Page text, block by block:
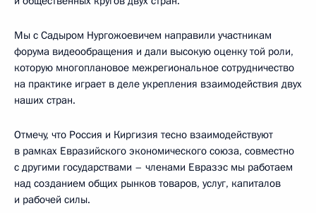
Мы с Садыром Нургожоевичем направили участникам
форума видеообращения и дали высокую оценку той роли,
которую многоплановое межрегиональное сотрудничество
на практике играет в деле укрепления взаимодействия двух
наших стран.
Отмечу, что Россия и Киргизия тесно взаимодействуют
в рамках Евразийского экономического союза, совместно
с другими государствами – членами Евразэс мы работаем
над созданием общих рынков товаров, услуг, капиталов
и рабочей силы.